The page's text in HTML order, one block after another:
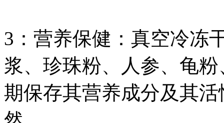
3：营养保健：真空冷冻
浆、珍珠粉、人参、龟
期保存其营养成分及其